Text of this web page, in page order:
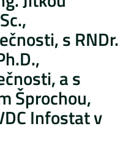
s RNDr.
a s
Šprochou,
Infostat v